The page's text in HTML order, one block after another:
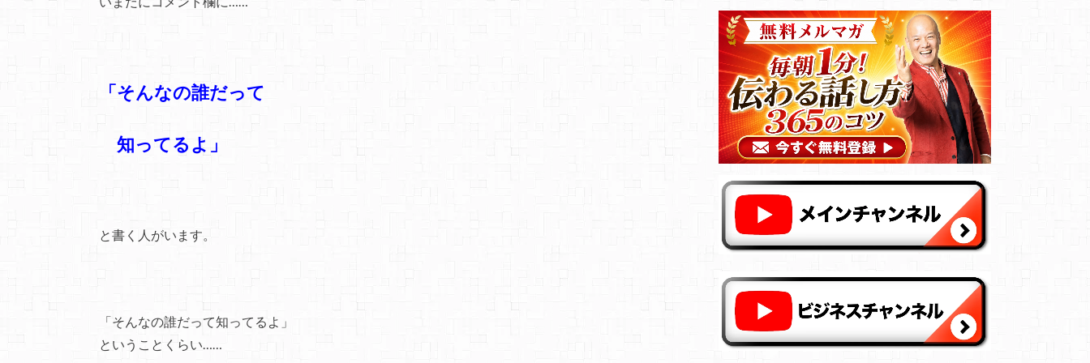
「そんなの誰だって
知ってるよ」
と書く人がいます。
「そんなの誰だって知ってるよ」
ということくらい……